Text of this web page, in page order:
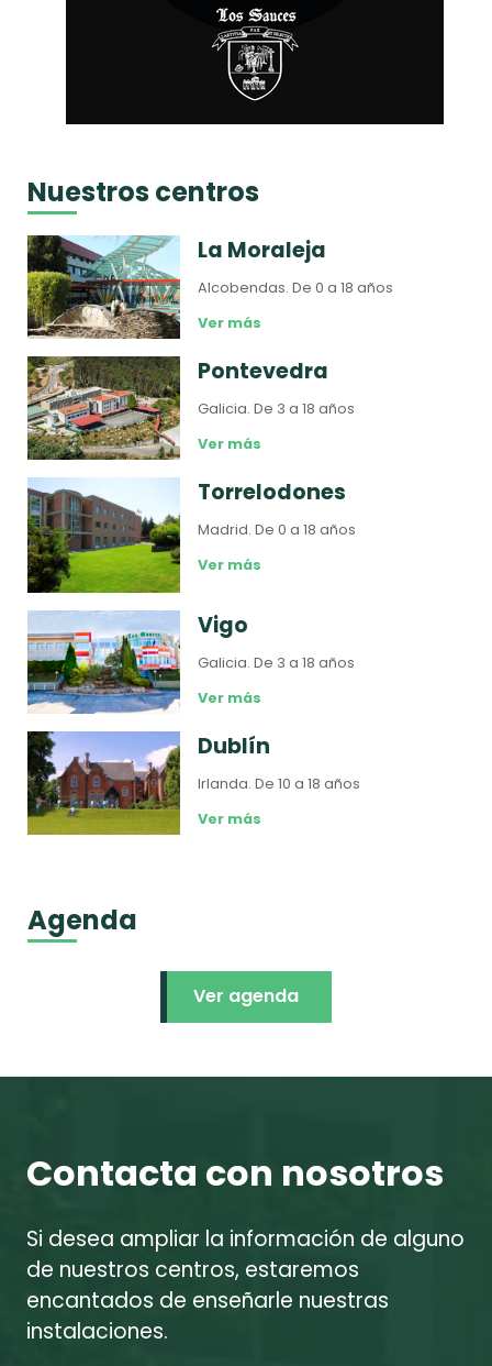
Nuestros centros
La Moraleja
Alcobendas.De 0 a 18 años
Ver más
Pontevedra
Galicia.De 3 a 18 años
Ver más
Torrelodones
Madrid.De 0 a 18 años
Ver más
Vigo
Galicia.De 3 a 18 años
Ver más
Dublín
Irlanda.De 10 a 18 años
Ver más
Agenda
Ver agenda
Contacta con nosotros
Si desea ampliar la información de alguno
de nuestros centros, estaremos
encantados de enseñarle nuestras
instalaciones.